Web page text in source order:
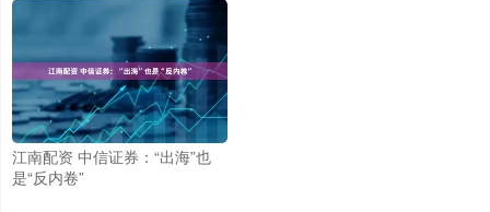
江南配资 中信证券：“出海”也
是“反内卷”